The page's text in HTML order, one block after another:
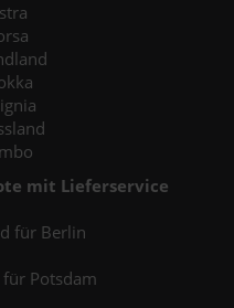
mit Lieferservice
für Berlin
Potsdam